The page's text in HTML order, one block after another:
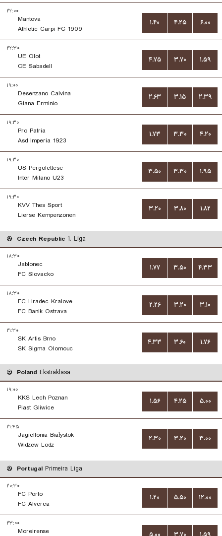
۲۲:۰۰
Mantova
Athletic Carpi FC 1909
۱.۴۰ ۴.۲۵ ۶.۰۰
۲۲:۳۰
UE Olot
CE Sabadell
۴.۷۵ ۳.۷۰ ۱.۵۹
۱۹:۰۰
Desenzano Calvina
Giana Erminio
۲.۶۳ ۳.۱۵ ۲.۳۹
۱۹:۳۰
Pro Patria
Asd Imperia 1923
۱.۷۳ ۳.۳۰ ۴.۲۰
۱۹:۳۰
US Pergolettese
Inter Milano U23
۳.۵۰ ۳.۳۰ ۱.۹۵
۱۹:۳۰
KVV Thes Sport
Lierse Kempenzonen
۳.۲۰ ۳.۸۰ ۱.۸۲
Czech Republic 1. Liga
۱۸:۳۰
Jablonec
FC Slovacko
۱.۷۷ ۳.۵۰ ۴.۳۳
۱۸:۳۰
FC Hradec Kralove
FC Banik Ostrava
۲.۲۶ ۳.۲۰ ۳.۱۰
۲۱:۳۰
SK Artis Brno
SK Sigma Olomouc
۴.۳۳ ۳.۶۰ ۱.۷۶
Poland Ekstraklasa
۱۹:۰۰
KKS Lech Poznan
Piast Gliwice
۱.۵۶ ۴.۲۵ ۵.۰۰
۲۱:۴۵
Jagiellonia Białystok
Widzew Lodz
۲.۳۰ ۳.۲۰ ۳.۰۰
Portugal Primeira Liga
۲۰:۳۰
FC Porto
FC Alverca
۱.۲۰ ۵.۵۰ ۱۲.۰۰
۲۳:۰۰
Moreirense